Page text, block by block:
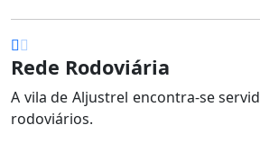
Rede Rodoviária
A vila de Aljustrel encontra-se
rodoviários.